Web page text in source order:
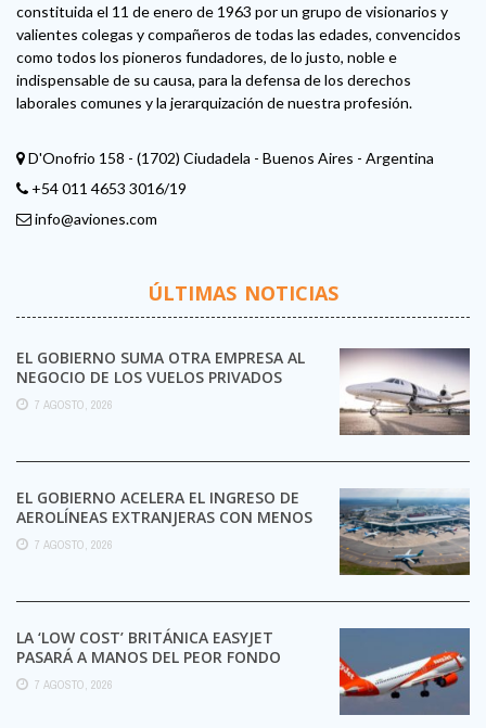
constituida el 11 de enero de 1963 por un grupo de visionarios y
valientes colegas y compañeros de todas las edades, convencidos
como todos los pioneros fundadores, de lo justo, noble e
indispensable de su causa, para la defensa de los derechos
laborales comunes y la jerarquización de nuestra profesión.
D'Onofrio 158 - (1702) Ciudadela - Buenos Aires - Argentina
+54 011 4653 3016/19
info@aviones.com
ÚLTIMAS NOTICIAS
EL GOBIERNO SUMA OTRA EMPRESA AL
NEGOCIO DE LOS VUELOS PRIVADOS
7 AGOSTO, 2026
EL GOBIERNO ACELERA EL INGRESO DE
AEROLÍNEAS EXTRANJERAS CON MENOS
TRÁMITES
7 AGOSTO, 2026
LA ‘LOW COST’ BRITÁNICA EASYJET
PASARÁ A MANOS DEL PEOR FONDO
POSIBLE:
7 AGOSTO, 2026